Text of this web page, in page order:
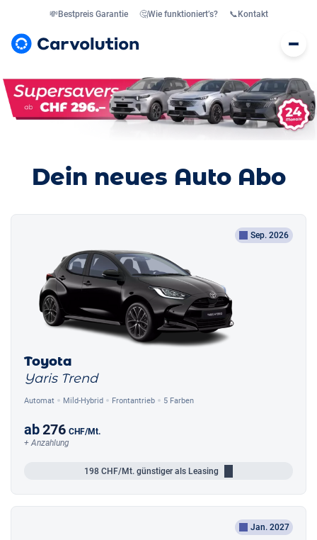
💸Bestpreis Garantie 🤔Wie funktioniert’s? 📞 Kontakt
Dein neues Auto Abo
Sep. 2026
Toyota
Yaris Trend
Automat Mild-Hybrid Frontantrieb 5 Farben
ab276 CHF/Mt.
+ Anzahlung
198 CHF/Mt. günstiger als Leasing
Jan. 2027